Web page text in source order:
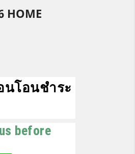
HOME
โอนชำระ
before